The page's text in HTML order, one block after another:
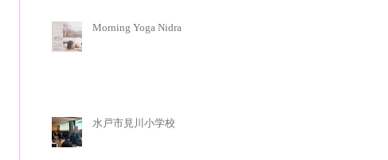
Morning Yoga Nidra
水戸市見川小学校